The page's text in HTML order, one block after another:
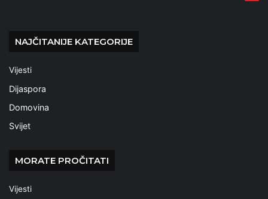
NAJČITANIJE KATEGORIJE
Vijesti
Dijaspora
Domovina
Svijet
MORATE PROČITATI
Vijesti